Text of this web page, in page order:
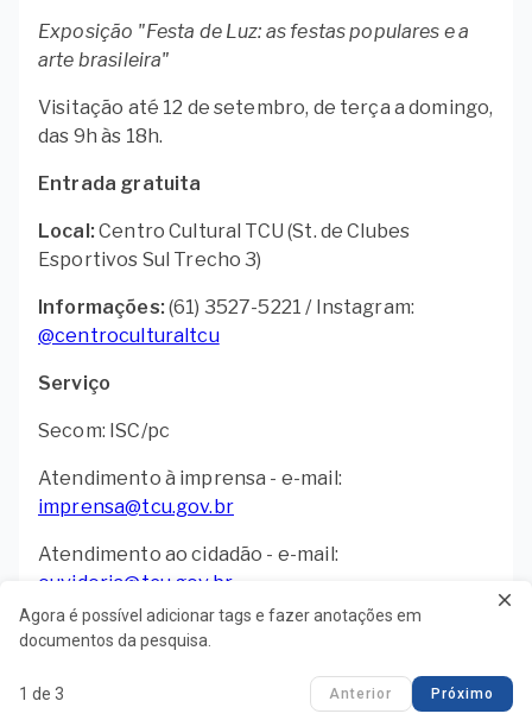
Exposição "Festa de Luz: as festas populares e a
arte brasileira"
Visitação até 12 de setembro, de terça a domingo,
das 9h às 18h.
Entrada gratuita
Local: Centro Cultural TCU (St. de Clubes
Esportivos Sul Trecho 3)
Informações: (61) 3527-5221 / Instagram:
@centroculturaltcu
Serviço
Secom: ISC/pc
Atendimento à imprensa - e-mail:
imprensa@tcu.gov.br
Atendimento ao cidadão - e-mail:
ouvidoria@tcu.gov.br
close
Agora é possível adicionar tags e fazer anotações em
documentos da pesquisa.
1 de 3 Anterior Próximo